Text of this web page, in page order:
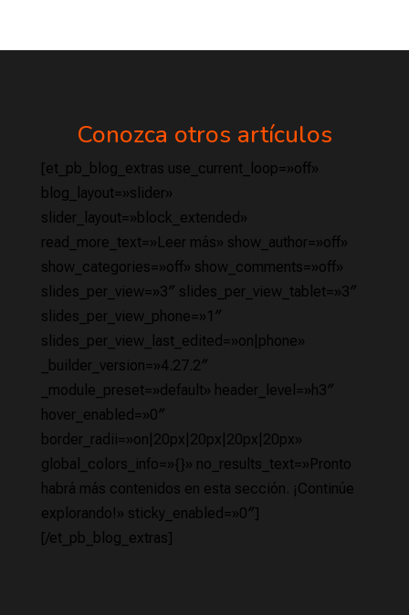
Conozca otros artículos
[et_pb_blog_extras use_current_loop=»off»
blog_layout=»slider»
slider_layout=»block_extended»
read_more_text=»Leer más» show_author=»off»
show_categories=»off» show_comments=»off»
slides_per_view=»3″ slides_per_view_tablet=»3″
slides_per_view_phone=»1″
slides_per_view_last_edited=»on|phone»
_builder_version=»4.27.2″
_module_preset=»default» header_level=»h3″
hover_enabled=»0″
border_radii=»on|20px|20px|20px|20px»
global_colors_info=»{}» no_results_text=»Pronto
habrá más contenidos en esta sección. ¡Continúe
explorando!» sticky_enabled=»0″]
[/et_pb_blog_extras]